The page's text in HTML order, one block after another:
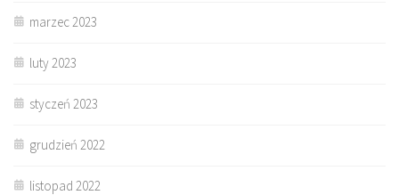
marzec 2023
luty 2023
styczeń 2023
grudzień 2022
listopad 2022